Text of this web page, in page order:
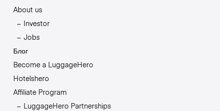
About us
Investor
Jobs
Блог
Become a LuggageHero
Hotelshero
Affiliate Program
LuggageHero Partnerships